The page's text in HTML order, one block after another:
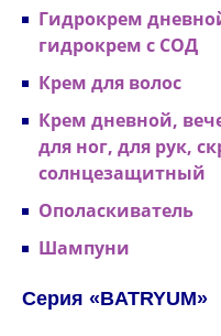
Гидрокрем
гидрокрем с СОД
Крем для волос
Крем дневной,
для ног, для рук,
солнцезащитный
Ополаскиватель
Шампуни
Серия «BATRYUM»